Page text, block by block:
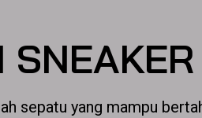
SNEAKER
sepatu yang mampu